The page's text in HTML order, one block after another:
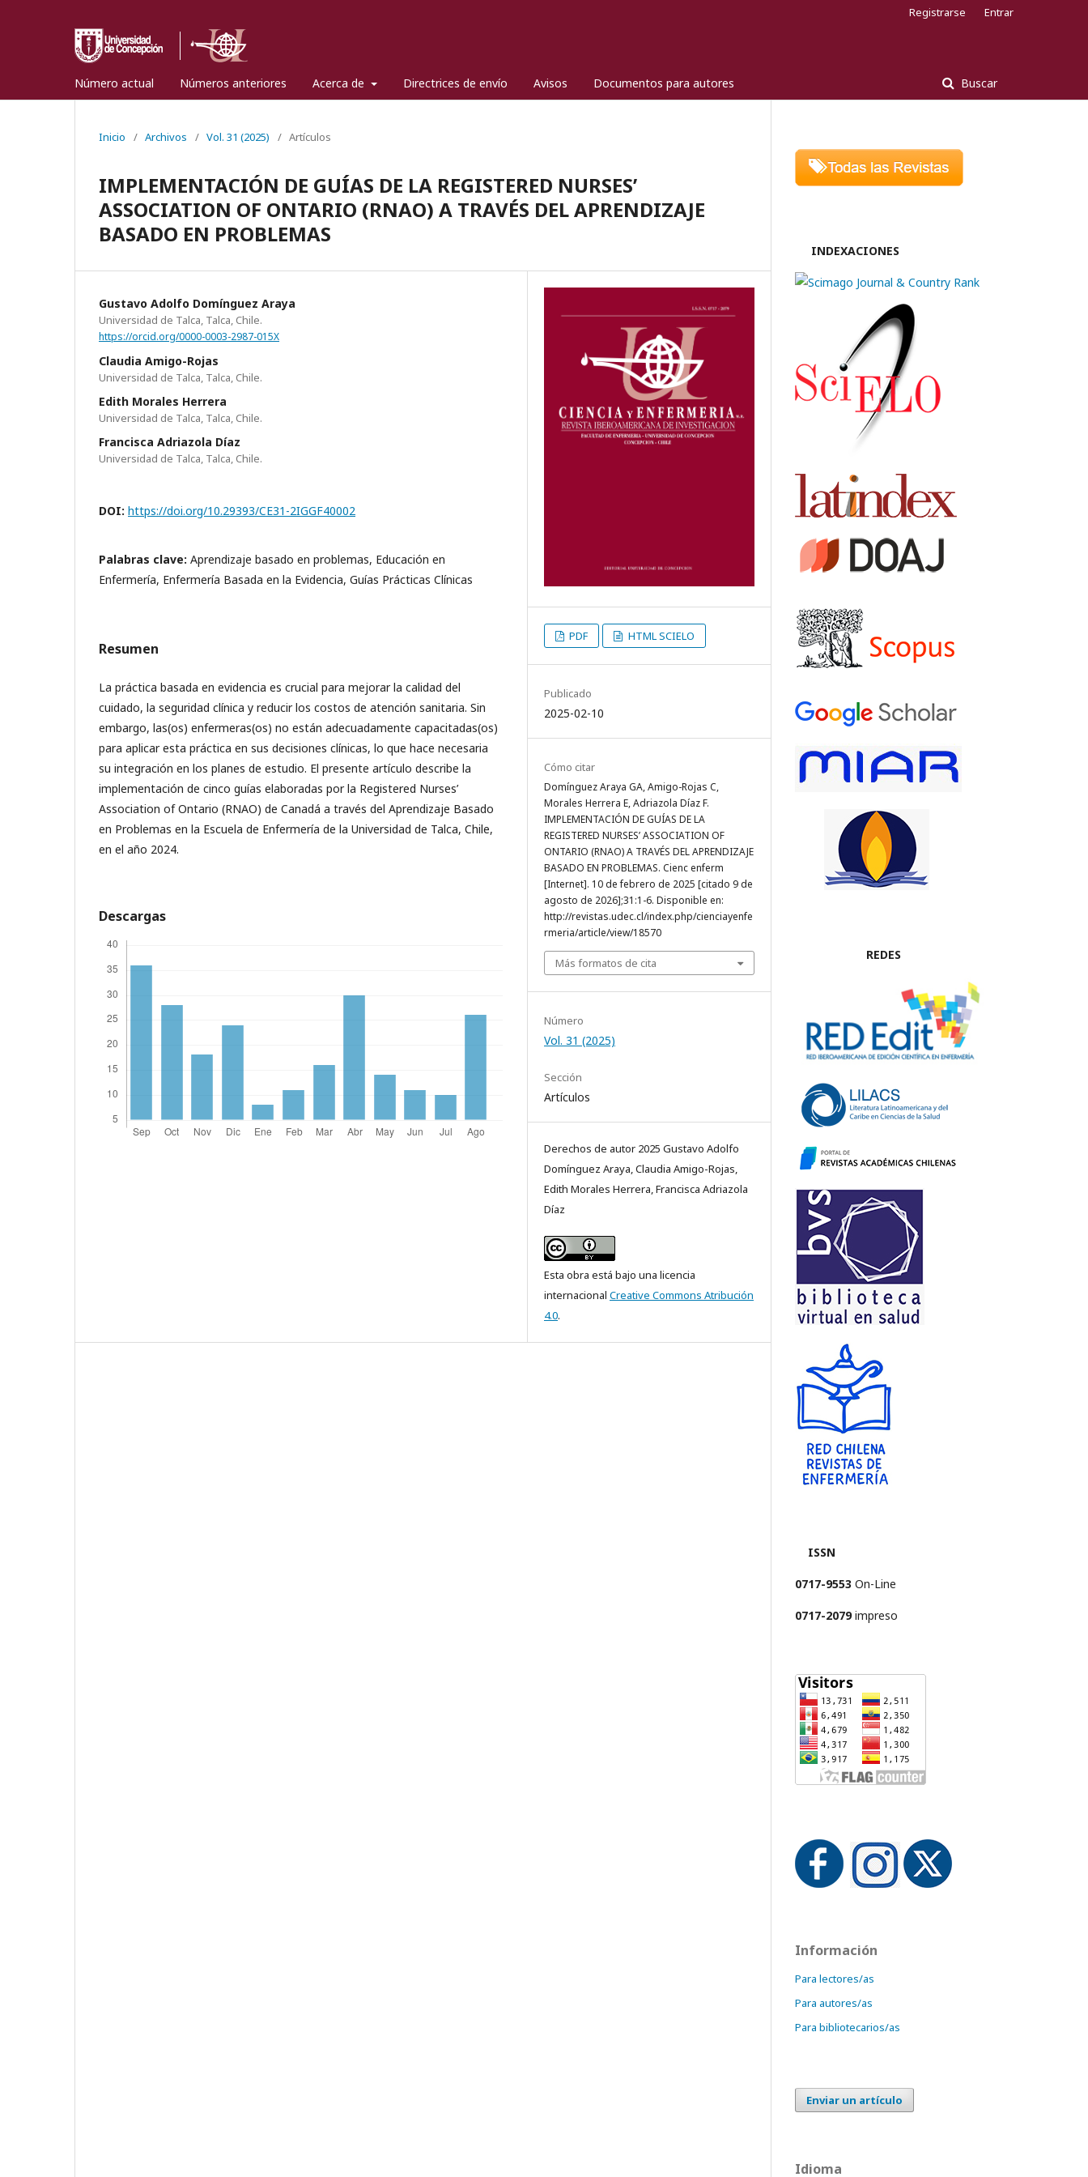
Número actual Números anteriores Acerca de Directrices de envío Avisos Documentos para autores Buscar
Registrarse Entrar
Inicio / Archivos / Vol. 31 (2025) / Artículos
IMPLEMENTACIÓN DE GUÍAS DE LA REGISTERED NURSES’
ASSOCIATION OF ONTARIO (RNAO) A TRAVÉS DEL APRENDIZAJE
BASADO EN PROBLEMAS
Gustavo Adolfo Domínguez Araya
Universidad de Talca, Talca, Chile.
https://orcid.org/0000-0003-2987-015X
Claudia Amigo-Rojas
Universidad de Talca, Talca, Chile.
Edith Morales Herrera
Universidad de Talca, Talca, Chile.
Francisca Adriazola Díaz
Universidad de Talca, Talca, Chile.
DOI: https://doi.org/10.29393/CE31-2IGGF40002
Palabras clave: Aprendizaje basado en problemas, Educación en
Enfermería, Enfermería Basada en la Evidencia, Guías Prácticas Clínicas
Resumen
La práctica basada en evidencia es crucial para mejorar la calidad del
cuidado, la seguridad clínica y reducir los costos de atención sanitaria. Sin
embargo, las(os) enfermeras(os) no están adecuadamente capacitadas(os)
para aplicar esta práctica en sus decisiones clínicas, lo que hace necesaria
su integración en los planes de estudio. El presente artículo describe la
implementación de cinco guías elaboradas por la Registered Nurses’
Association of Ontario (RNAO) de Canadá a través del Aprendizaje Basado
en Problemas en la Escuela de Enfermería de la Universidad de Talca, Chile,
en el año 2024.
Descargas
PDF HTML SCIELO
Publicado
2025-02-10
Cómo citar
Domínguez Araya GA, Amigo-Rojas C,
Morales Herrera E, Adriazola Díaz F.
IMPLEMENTACIÓN DE GUÍAS DE LA
REGISTERED NURSES’ ASSOCIATION OF
ONTARIO (RNAO) A TRAVÉS DEL APRENDIZAJE
BASADO EN PROBLEMAS. Cienc enferm
[Internet]. 10 de febrero de 2025 [citado 9 de
agosto de 2026];31:1-6. Disponible en:
http://revistas.udec.cl/index.php/cienciayenfe
rmeria/article/view/18570
Más formatos de cita
Número
Vol. 31 (2025)
Sección
Artículos
Derechos de autor 2025 Gustavo Adolfo
Domínguez Araya, Claudia Amigo-Rojas,
Edith Morales Herrera, Francisca Adriazola
Díaz
Esta obra está bajo una licencia
internacional Creative Commons Atribución
4.0.
INDEXACIONES
REDES
ISSN
0717-9553 On-Line
0717-2079impreso
Información
Para lectores/as
Para autores/as
Para bibliotecarios/as
Enviar un artículo
Idioma